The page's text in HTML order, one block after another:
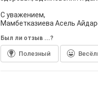
С уважением,
Мамбетказиева Асель
Был ли отзыв ...?
Полезный